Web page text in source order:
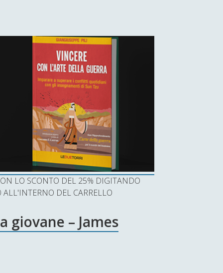
LO SCONTO DEL 25% DIGITANDO
DEL CARRELLO
giovane – James